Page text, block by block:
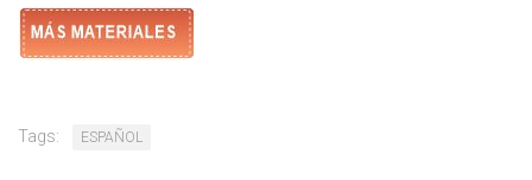
Tags: ESPAÑOL